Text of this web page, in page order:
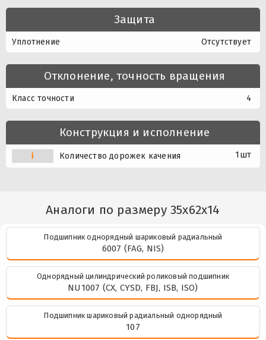
Защита
Уплотнение Отсутствует
Отклонение, точность вращения
Класс точности 4
Конструкция и исполнение
i Количество дорожек качения 1шт
Аналоги по размеру 35x62x14
Подшипник однорядный шариковый радиальный
6007 (FAG, NIS)
Однорядный цилиндрический роликовый подшипник
NU1007 (CX, CYSD, FBJ, ISB, ISO)
Подшипник шариковый радиальный однорядный
107